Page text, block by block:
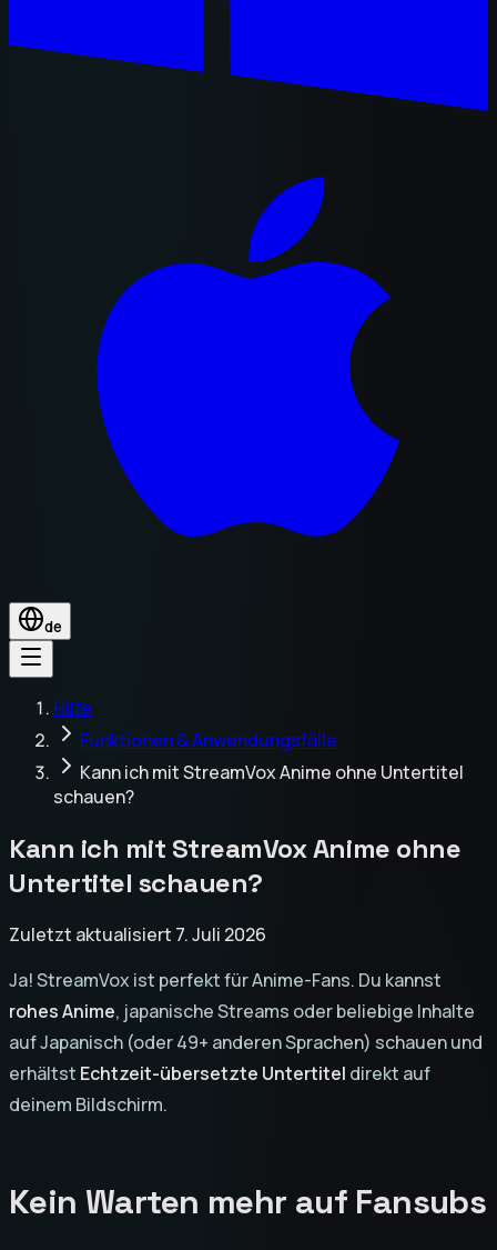
de
Hilfe
Funktionen & Anwendungsfälle
Kann ich mit StreamVox Anime ohne Untertitel
schauen?
Kann ich mit StreamVox Anime ohne
Untertitel schauen?
Zuletzt aktualisiert 7. Juli 2026
Ja! StreamVox ist perfekt für Anime-Fans. Du kannst
rohes Anime, japanische Streams oder beliebige Inhalte
auf Japanisch (oder 49+ anderen Sprachen) schauen und
erhältst Echtzeit-übersetzte Untertitel direkt auf
deinem Bildschirm.
Kein Warten mehr auf Fansubs